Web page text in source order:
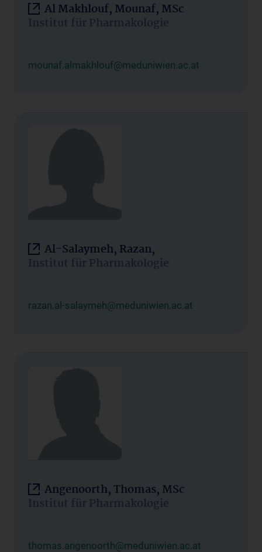
Al Makhlouf, Mounaf, MSc
Institut für Pharmakologie
mounaf.almakhlouf@meduniwien.ac.at
Al-Salaymeh, Razan,
Institut für Pharmakologie
razan.al-salaymeh@meduniwien.ac.at
Angenoorth, Thomas, MSc
Institut für Pharmakologie
thomas.angenoorth@meduniwien.ac.at